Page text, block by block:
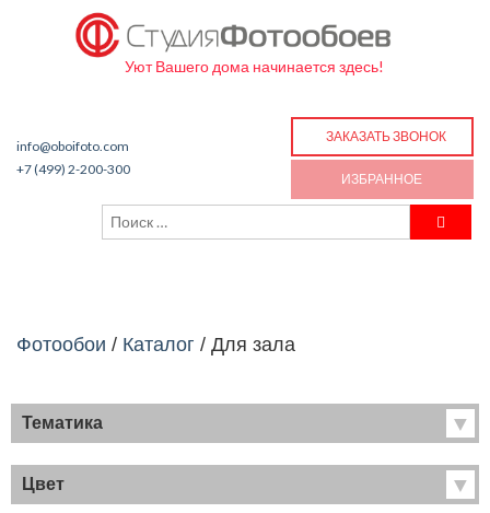
Уют Вашего дома начинается здесь!
info@oboifoto.com
+7 (499) 2-200-300
ЗАКАЗАТЬ ЗВОНОК
ИЗБРАННОЕ
Фотообои / Каталог / Для зала
Тематика
Хиты продаж
Фрески
Детские
Цвет